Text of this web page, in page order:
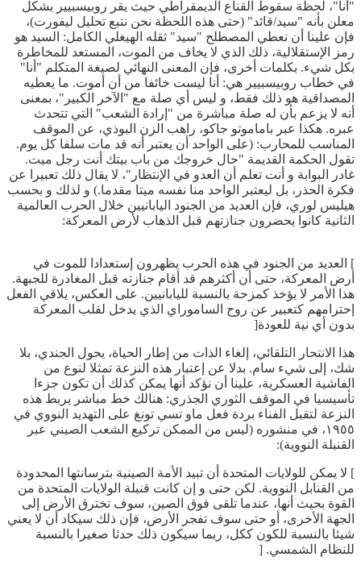
"أنا"، لحظة سقوط القناع الديمقراطي حيث يقر روبيسبيير بشكل
معلن بأنه "سيد/قائد" (حتى هذه اللحظة نحن نتبع تحليل ليفورت)،
فإن علينا أن نعطي المصطلح "سيد" ثقله الهيغلي الكامل: السيد هو
رمز الإستقلالية، ذلك الذي لا يخاف من الموت، المستعد للمخاطرة
بكل شيء. بكلمات أخرى، فإن المعنى النهائي لصيغة المتكلم "أنا"
في خطاب روبيسبيير هي: أنا ليست خائفا من أن أموت. ما يعطيه
المصداقية هو ذلك فقط، و ليس أي صلة مع "الآخر الكبير"، بمعنى
أنه لا يزعم بأن له صلة مباشرة من "إرادة الشعب" التي تتحدث
عبره. هكذا عبر باماموتو جاكو، راهب الزن البوذي، عن الموقف
المناسب للمحارب: (على الواحد أن يعتبر أنه قد مات سلفا كل يوم.
تقول الحكمة القديمة "حال خروجك من باب بيتك أنت رجل ميت.
غادر البوابة و أنت تعلم أن العدو في الإنتظار"، لا يقال ذلك تعبيرا عن
فكرة الحذر، بل ليعتبر الواحد منا نفسه ميتا مقدما.) و لذلك و بحسب
هيليس لوري، فإن العديد من الجنود اليابانيين خلال الحرب العالمية
الثانية كانوا يحضرون جنازتهم قبل الذهاب لأرض المعركة:
] العديد من الجنود في هذه الحرب يظهرون إستعدادا للموت في
أرض المعركة، حتى أن أكثرهم قد أقام جنازته قبل المغادرة للجبهة.
هذا الأمر لا يؤخذ كمزحة بالنسبة لليابانيين. على العكس، يلاقي الفعل
إحترامهم كتعبير عن روح الساموراي الذي يدخل لقلب المعركة
بدون أي نية للعودة[
هذا الانتحار التلقائي، إلغاء الذات من إطار الحياة، يحول الجندي، بلا
شك، إلى شيء سام. بدلا عن إعتبار هذه النزعة تمثلا لنوع من
الفاشية العسكرية، علينا أن نؤكد أنها يمكن كذلك أن تكون جزءا
تأسيسيا في الموقف الثوري الجذري: هنالك خط مباشر يربط هذه
النزعة لتقبل الفناء بردة فعل ماو تسي تونغ على التهديد النووي في
١٩٥٥، في منشوره (ليس من الممكن تركيع الشعب الصيني عبر
القنبلة النووية):
] لا يمكن للولايات المتحدة أن تبيد الأمة الصينية بترسانتها المحدودة
من القنابل النووية. لكن حتى و إن كانت قنبلة الولايات المتحدة من
القوة بحيث أنها، عندما تلقى فوق الصين، سوف تخترق الأرض إلى
الجهة الأخرى، أو حتى سوف تفجر الأرض، فإن ذلك سيكاد أن لا يعني
شيئا بالنسبة للكون ككل، ربما سيكون ذلك حدثا صغيرا بالنسبة
للنظام الشمسي. [